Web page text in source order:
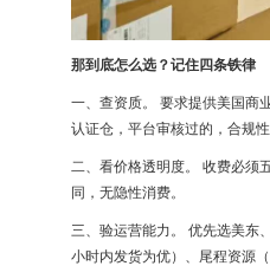
那到底怎么选？记住四条铁律
一、查资质。 要求提供美国商
认证仓，平台审核过的，合规
二、看价格透明度。 收费必须
同，无隐性消费。
三、验运营能力。 优先选美东
小时内发货为优）、尾程资源